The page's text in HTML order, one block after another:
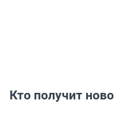
Кто получит